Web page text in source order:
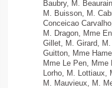
Baubry, M.
M. Buisson, M.
Conceicao
M. Dragon, Mme
Gillet, M. Girard,
Guitton, Mme
Mme Le Pen, Mme
Lorho, M. Lottiaux,
M. Mauvieux, M.